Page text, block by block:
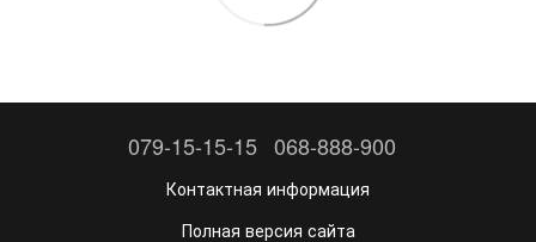
079-15-15-15 068-888-900
Контактная информация
Полная версия сайта